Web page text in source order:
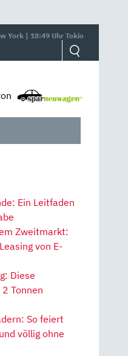
York | 18:49 Uhr Tokio
Ein Leitfaden
Zweitmarkt:
von E-
Diese
Tonnen
So feiert
völlig ohne